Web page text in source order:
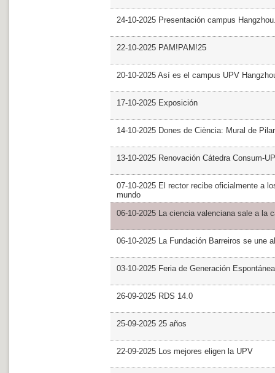
24-10-2025 Presentación campus
22-10-2025 PAM!PAM!25
20-10-2025 Así es el campus UPV
17-10-2025 Exposición
14-10-2025 Dones de Ciència: Mural de
13-10-2025 Renovación Cátedra Consum-
07-10-2025 El rector recibe oficialmente a
mundo
06-10-2025 La ciencia valenciana sale a la
06-10-2025 La Fundación Barreiros se une
03-10-2025 Feria de Generación Espontánea
26-09-2025 RDS 14.0
25-09-2025 25 años
22-09-2025 Los mejores eligen la UPV